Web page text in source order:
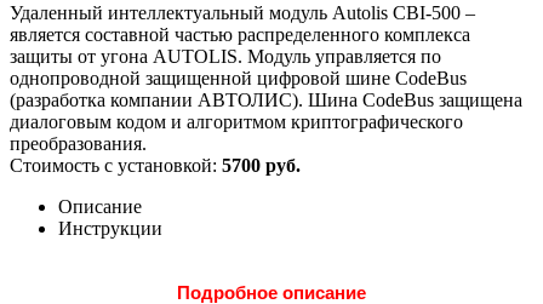
Удаленный интеллектуальный модуль Autolis CBI-500 –
является составной частью распределенного комплекса
защиты от угона AUTOLIS. Модуль управляется по
однопроводной защищенной цифровой шине CodeBus
(разработка компании АВТОЛИС). Шина CodeBus защищена
диалоговым кодом и алгоритмом криптографического
преобразования.
Стоимость с установкой: 5700 руб.
Описание
Инструкции
Подробное описание